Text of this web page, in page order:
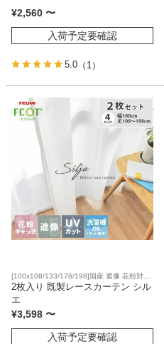
¥2,560 〜
入荷予定要確認
5.0 （1）
[100x108/133/176/198]国産 遮像 花粉対策
UVカット 洗濯可
2枚入り 既製レースカーテン シル
エ
¥3,598 〜
入荷予定要確認